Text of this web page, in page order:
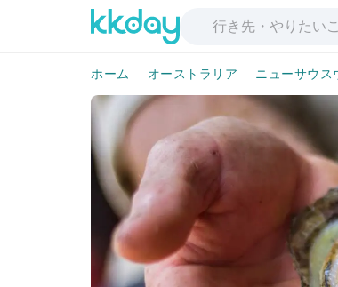
ホーム オーストラリア ニューサウス